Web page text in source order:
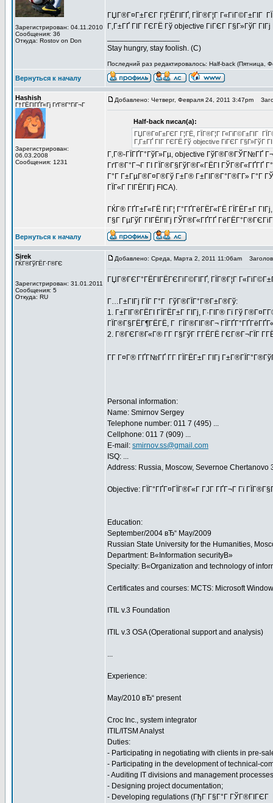
Зарегистрирован: 04.11.2010
Сообщения: 36
Откуда: Rostov on Don
ГЏГ®Г¤Г±ГЄГ Г¦ГЁГІГҐ, ГЇГ®Г¦Г Г«ГіГ©Г±ГІГ
Г‚Г±ГҐ ГІГ ГЄГЁ Гў objective ГіГЄГ Г§Г»ГўГ
Stay hungry, stay foolish. (C)
Последний раз редактировалось: Half-back (Пятница,
Вернуться к началу
Hashish
Г†ГЁГІГҐГ«Гј ГґГ®Г°ГіГ¬Г
Зарегистрирован:
06.03.2008
Сообщения: 1231
Добавлено: Четверг, Февраля 24, 2011 3:47pm
Half-back писал(а):
ГЏГ®Г¤Г±ГЄГ Г¦ГЁ, ГЇГ®Г¦Г Г«ГіГ©Г±ГІГ
Г‚Г±ГҐ ГІГ ГЄГЁ Гў objective ГіГЄГ Г§Г»ГўГ
Г‚Г®-ГЇГҐГ°ГўГ»Гµ, objective ГўГ®Г®ГЎГ№ГҐ
ГґГ®Г°Г¬Г ГІ ГЇГ®Г§ГўГ®Г«ГЁГІ ГЎГ®Г«ГҐГҐ
Г°Г Г±ГµГ®Г¤Г®Гў Г±Г® Г±ГІГ®Г°Г®Г­Г» Г°Г
ГЇГ«Г ГІГЁГІГј FICA).
ГЌГ® ГҐГ±Г«ГЁ ГіГ¦ Г°ГҐГёГЁГ«ГЁ ГЇГЁГ±Г
Г§Г ГµГўГ ГІГЁГІГј ГЎГ®Г«ГҐГҐ
Вернуться к началу
Sirek
ГЌГ®ГўГЁГ·Г®ГЄ
Зарегистрирован: 31.01.2011
Сообщения: 5
Откуда: RU
Добавлено: Среда, Марта 2, 2011 11:06am
ГЏГ®ГЄГ°ГЁГІГЁГЄГіГ©ГІГҐ, ГЇГ®Г¦Г
Г…Г±ГІГј ГЇГ Г°Г ГўГ®ГЇГ°Г®Г±Г®Гў:
1. Г±ГІГ®ГЁГІ ГЇГЁГ±Г ГІГј, Г·ГІГ® Гї Гў
ГЇГ®Г§ГЁГ¶ГЁГЁ, Г ГЇГ®ГІГ®Г¬
2. Г®ГЄГ®Г«Г® Г­Г Г§ГўГ Г­ГЁГЁ ГЄГ®Г¬ГЇГ
Г­Г Г¤Г® ГҐГ№ГҐ Г­Г ГЇГЁГ±Г ГІГј
Personal information:
Name: Smirnov Sergey
Telephone number: 011 7 (495) ...
Cellphone: 011 7 (909) ...
E-mail: smirnov.ss@gmail.com
ISQ: ...
Address: Russia, Moscow, Severnoe Chertanovo
Objective: ГЇГ°ГҐГ¤ГЇГ®Г«Г ГЈГ ГҐГ¬Г Гї
Education:
September/2004 вЂ“ May/2009
Russian State University for the Humanities,
Department: В«Information securityВ»
Specialty: В«Organization and technology of
Certificates and courses: MCTS: Microsoft
ITIL v.3 Foundation
ITIL v.3 OSA (Operational support and analysis)
...
Experience:
May/2010 вЂ“ present
Croc Inc., system integrator
ITIL/ITSM Analyst
Duties:
- Participating in negotiating with clients in pre-
- Participating in the development of technical-
- Auditing IT divisions and management
- Designing project documentation;
- Developing regulations (ГђГ Г§Г°Г ГЎГ®ГІГЄГ